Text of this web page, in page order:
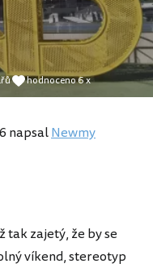
hodnoceno 6 x
napsalNewmy
tak zajetý, že by se
víkend, stereotyp